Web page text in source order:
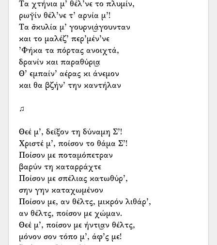
Τα χτήνια μ’ θέλ’νε το πλυμίν,
ρωγ̆ίν θέλ’νε τ’ αρνία μ’!
Τα σ̌κυλία μ’ γουρνι͜άγουνταν
και το μαλέζ’ περ’μέν’νε
’Φήκα τα πόρτας ανοιχτά,
δρανίν και παραθύρι͜α
Θ’ εμπαίν’ αέρας κι άνεμον
και θα βζήν’ την καντήλαν
♫
Θεέ μ’, δείξον τη δύναμη Σ’!
Χριστέ μ’, ποίσον το θάμα Σ’!
Ποίσον με ποταμόπετραν
βαρύν τη καταρράχτε
Ποίσον με σπέλιας κατωθύρ’,
σην γην καταχωμένον
Ποίσον με, αν θέλτς, μικρόν λιθάρ’,
αν θέλτς, ποίσον με χώμαν.
Θεέ μ’, ποίσον με ήντι͜αν θέλτς,
μόνον σον τόπο μ’, άφ’ς με!